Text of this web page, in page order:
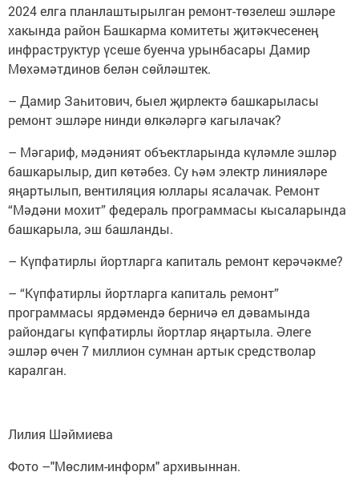
2024 елга планлаштырылган ремонт-төзелеш эшләре
хакында район Башкарма комитеты җитәкчесенең
инфраструктур үсеше буенча урынбасары Дамир
Мөхәмәтдинов белән сөйләштек.
– Дамир Заһитович, быел җирлектә башкарыласы
ремонт эшләре нинди өлкәләргә кагылачак?
– Мәгариф, мәдәният объектларында күләмле эшләр
башкарылыр, дип көтәбез. Су һәм электр линияләре
яңартылып, вентиляция юллары ясалачак. Ремонт
“Мәдәни мохит” федераль программасы кысаларында
башкарыла, эш башланды.
– Күпфатирлы йортларга капиталь ремонт керәчәкме?
– “Күпфатирлы йортларга капиталь ремонт”
программасы ярдәмендә берничә ел дәвамында
райондагы күпфатирлы йортлар яңартыла. Әлеге
эшләр өчен 7 миллион сумнан артык средстволар
каралган.
Лилия Шәймиева
Фото –"Мөслим-информ" архивыннан.